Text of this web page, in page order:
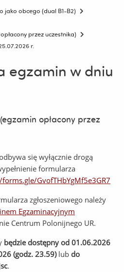
jako obcego (dual B1-B2)
przez uczestnika)
r.
egzamin w dniu
opłacony przez
się wyłącznie drogą
formularza
GvofTHbYgMf5e3GR7
zgłoszeniowego należy
Egzaminacyjnym
Centrum Polonijnego UR.
będzie dostępny od 01.06.2026
(godz. 23.59)lub do
.